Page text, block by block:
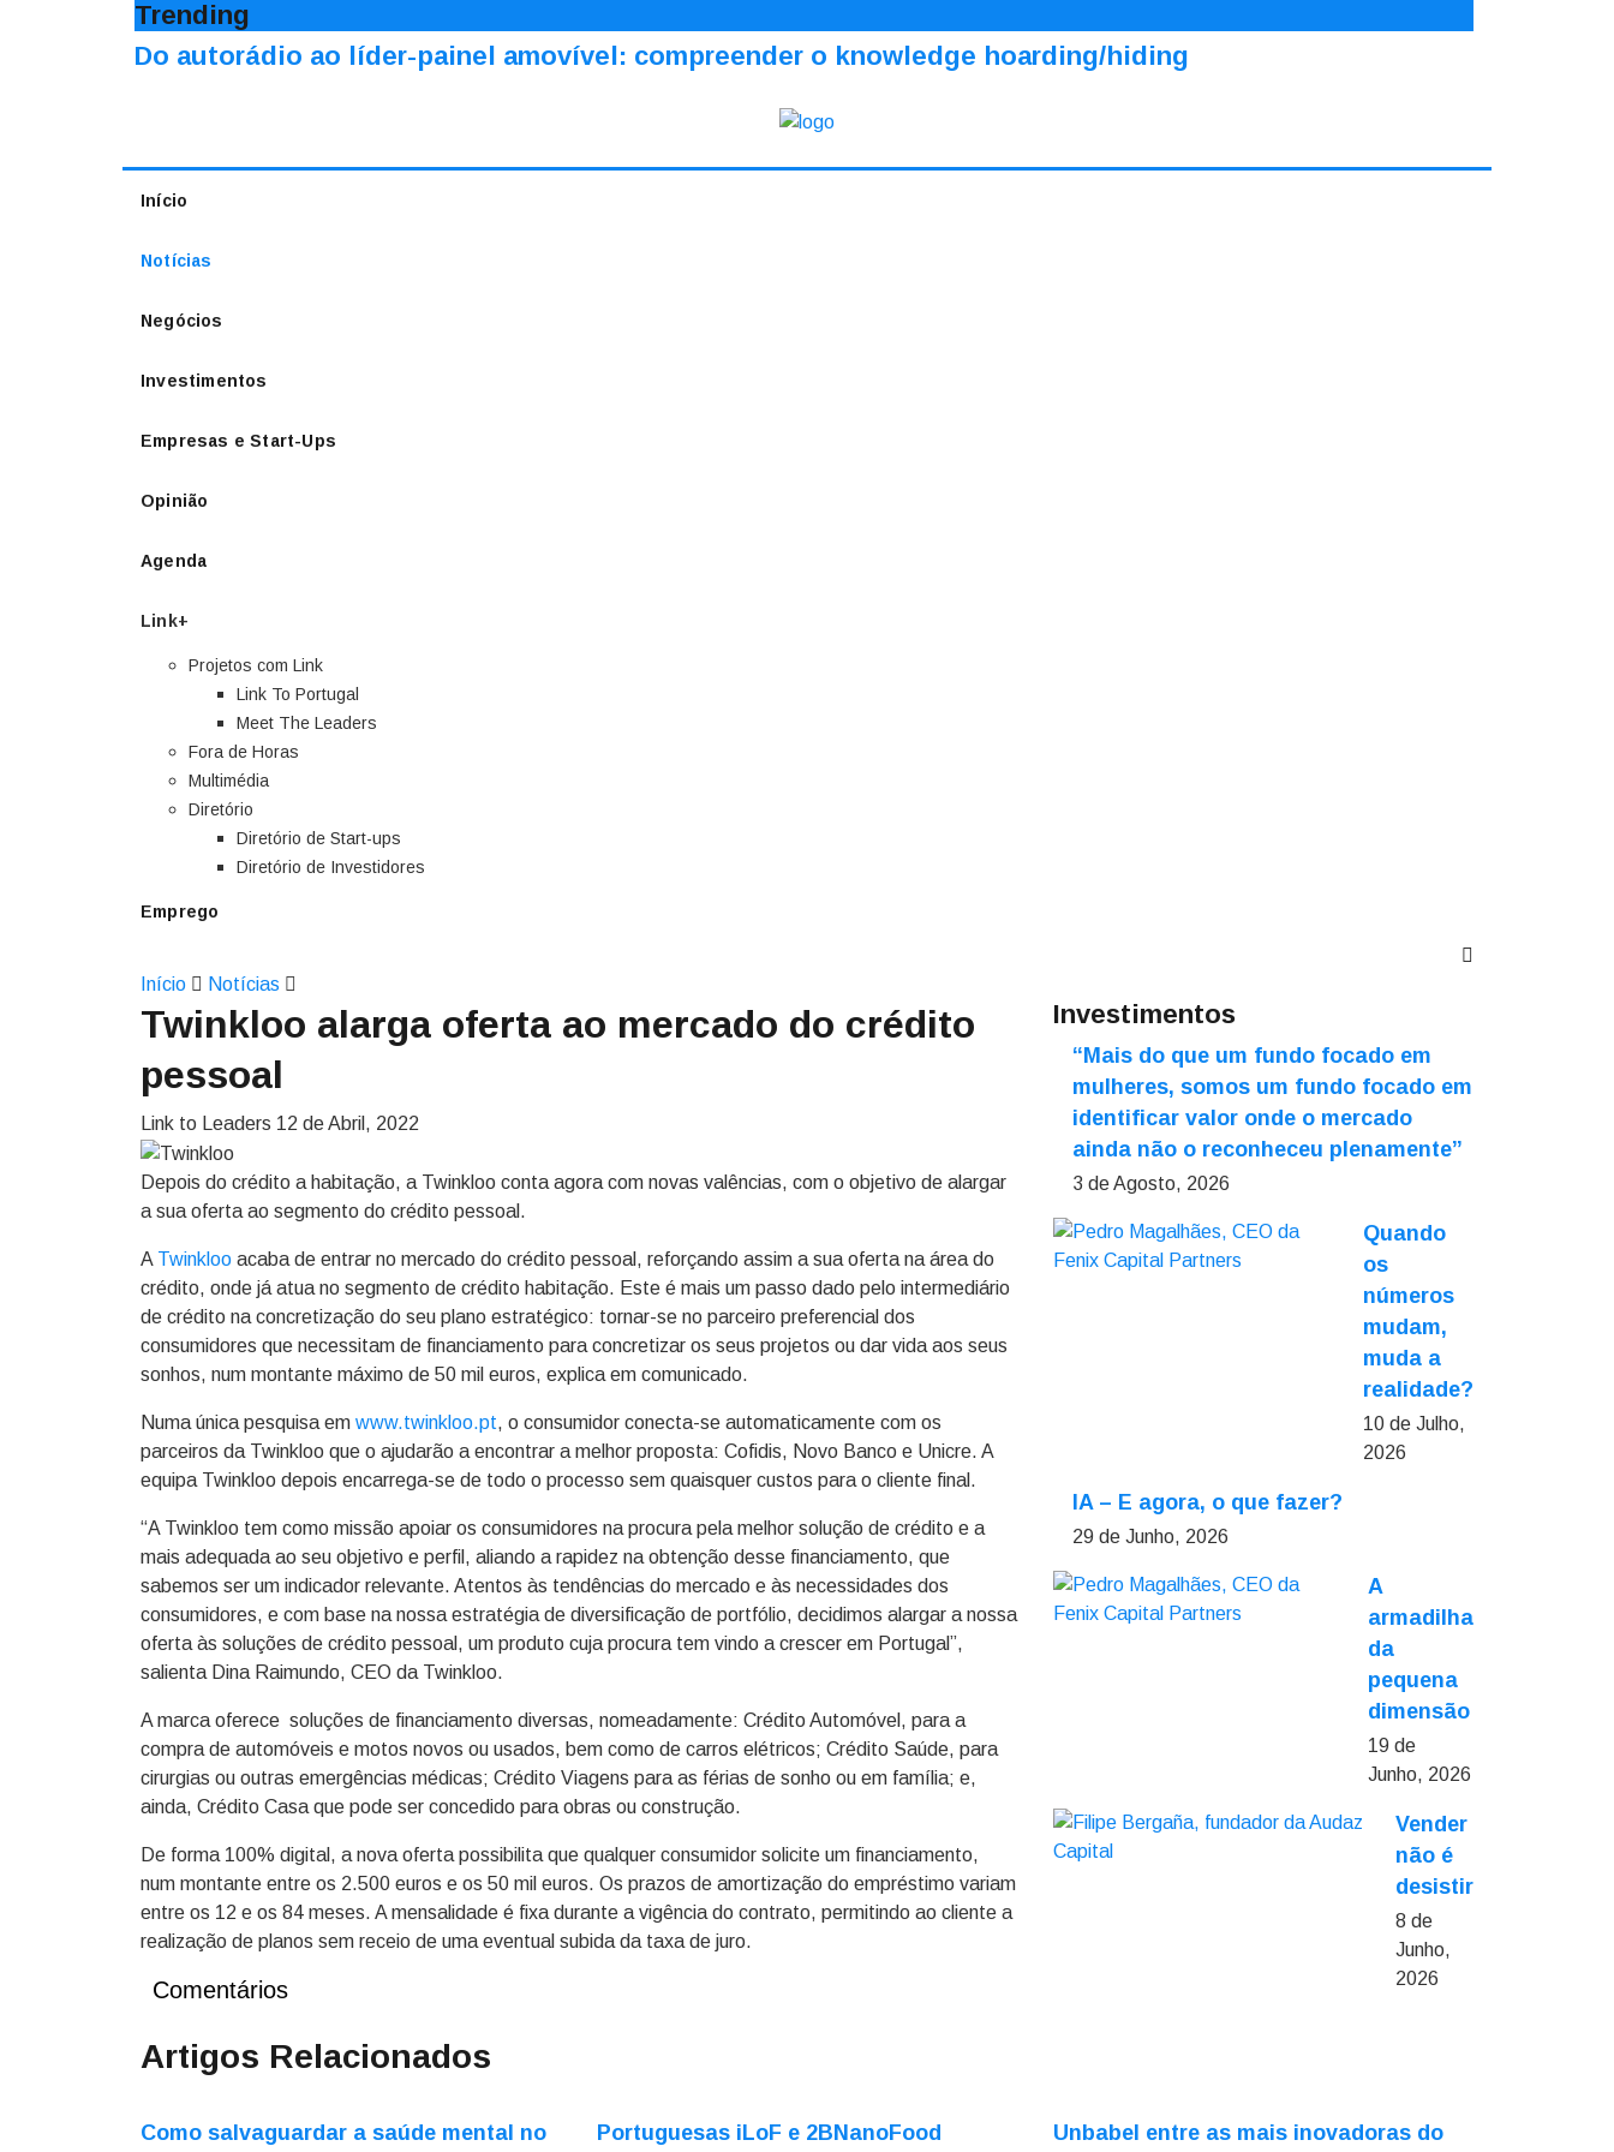
Trending
Do autorádio ao líder-painel amovível: compreender o knowledge hoarding/hiding
Início
Notícias
Negócios
Investimentos
Empresas e Start-Ups
Opinião
Agenda
Link+
Projetos com Link
Link To Portugal
Meet The Leaders
Fora de Horas
Multimédia
Diretório
Diretório de Start-ups
Diretório de Investidores
Emprego
Início Notícias
Twinkloo alarga oferta ao mercado do crédito
pessoal
Link to Leaders 12 de Abril, 2022
Depois do crédito a habitação, a Twinkloo conta agora com novas valências, com o objetivo de alargar
a sua oferta ao segmento do crédito pessoal.
A Twinkloo acaba de entrar no mercado do crédito pessoal, reforçando assim a sua oferta na área do
crédito, onde já atua no segmento de crédito habitação. Este é mais um passo dado pelo intermediário
de crédito na concretização do seu plano estratégico: tornar-se no parceiro preferencial dos
consumidores que necessitam de financiamento para concretizar os seus projetos ou dar vida aos seus
sonhos, num montante máximo de 50 mil euros, explica em comunicado.
Numa única pesquisa em www.twinkloo.pt, o consumidor conecta-se automaticamente com os
parceiros da Twinkloo que o ajudarão a encontrar a melhor proposta: Cofidis, Novo Banco e Unicre. A
equipa Twinkloo depois encarrega-se de todo o processo sem quaisquer custos para o cliente final.
“A Twinkloo tem como missão apoiar os consumidores na procura pela melhor solução de crédito e a
mais adequada ao seu objetivo e perfil, aliando a rapidez na obtenção desse financiamento, que
sabemos ser um indicador relevante. Atentos às tendências do mercado e às necessidades dos
consumidores, e com base na nossa estratégia de diversificação de portfólio, decidimos alargar a nossa
oferta às soluções de crédito pessoal, um produto cuja procura tem vindo a crescer em Portugal”,
salienta Dina Raimundo, CEO da Twinkloo.
A marca oferece soluções de financiamento diversas, nomeadamente: Crédito Automóvel, para a
compra de automóveis e motos novos ou usados, bem como de carros elétricos; Crédito Saúde, para
cirurgias ou outras emergências médicas; Crédito Viagens para as férias de sonho ou em família; e,
ainda, Crédito Casa que pode ser concedido para obras ou construção.
De forma 100% digital, a nova oferta possibilita que qualquer consumidor solicite um financiamento,
num montante entre os 2.500 euros e os 50 mil euros. Os prazos de amortização do empréstimo variam
entre os 12 e os 84 meses. A mensalidade é fixa durante a vigência do contrato, permitindo ao cliente a
realização de planos sem receio de uma eventual subida da taxa de juro.
Comentários
Investimentos
“Mais do que um fundo focado em
mulheres, somos um fundo focado em
identificar valor onde o mercado
ainda não o reconheceu plenamente”
3 de Agosto, 2026
Quando
os
números
mudam,
muda a
realidade?
10 de Julho,
2026
IA – E agora, o que fazer?
29 de Junho, 2026
A
armadilha
da
pequena
dimensão
19 de
Junho, 2026
Vender
não é
desistir
8 de
Junho,
2026
Artigos Relacionados
Como salvaguardar a saúde mental no
Portuguesas iLoF e 2BNanoFood
Unbabel entre as mais inovadoras do